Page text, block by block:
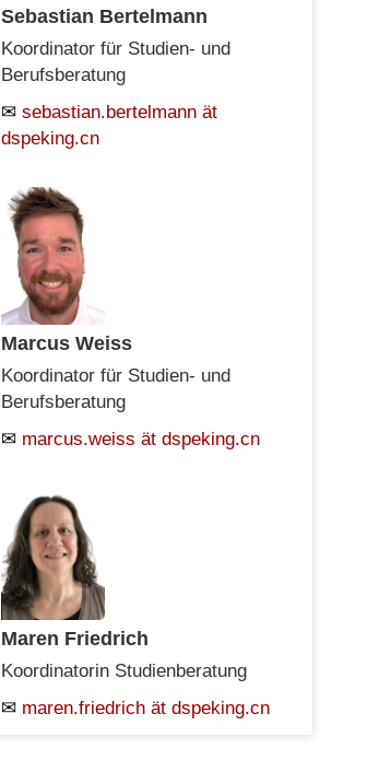
Sebastian Bertelmann
Koordinator für Studien- und
Berufsberatung
sebastian.bertelmann ät
dspeking.cn
Marcus Weiss
Koordinator für Studien- und
Berufsberatung
marcus.weiss ät dspeking.cn
Maren Friedrich
Koordinatorin Studienberatung
maren.friedrich ät dspeking.cn